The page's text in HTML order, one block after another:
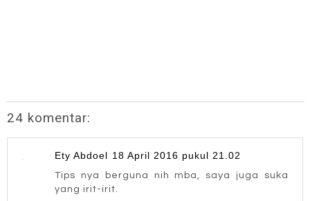
24 komentar:
Ety Abdoel 18 April 2016 pukul 21.02
Tips nya berguna nih mba, saya juga suka
yang irit-irit.